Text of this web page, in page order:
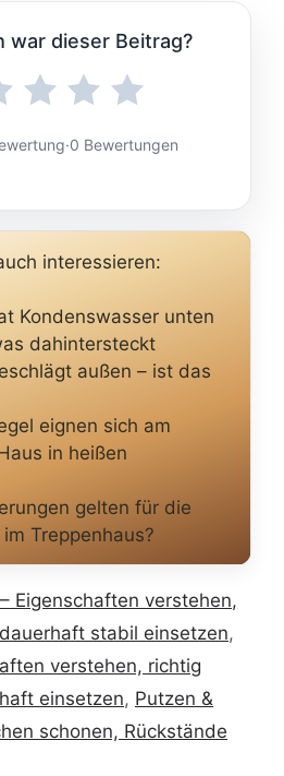
war dieser Beitrag?
·0 Bewertungen
interessieren:
Kondenswasser unten
dahintersteckt
außen – ist das
eignen sich am
in heißen
gelten für die
Treppenhaus?
Eigenschaften verstehen,
stabil einsetzen,
verstehen, richtig
einsetzen, Putzen &
schonen, Rückstände